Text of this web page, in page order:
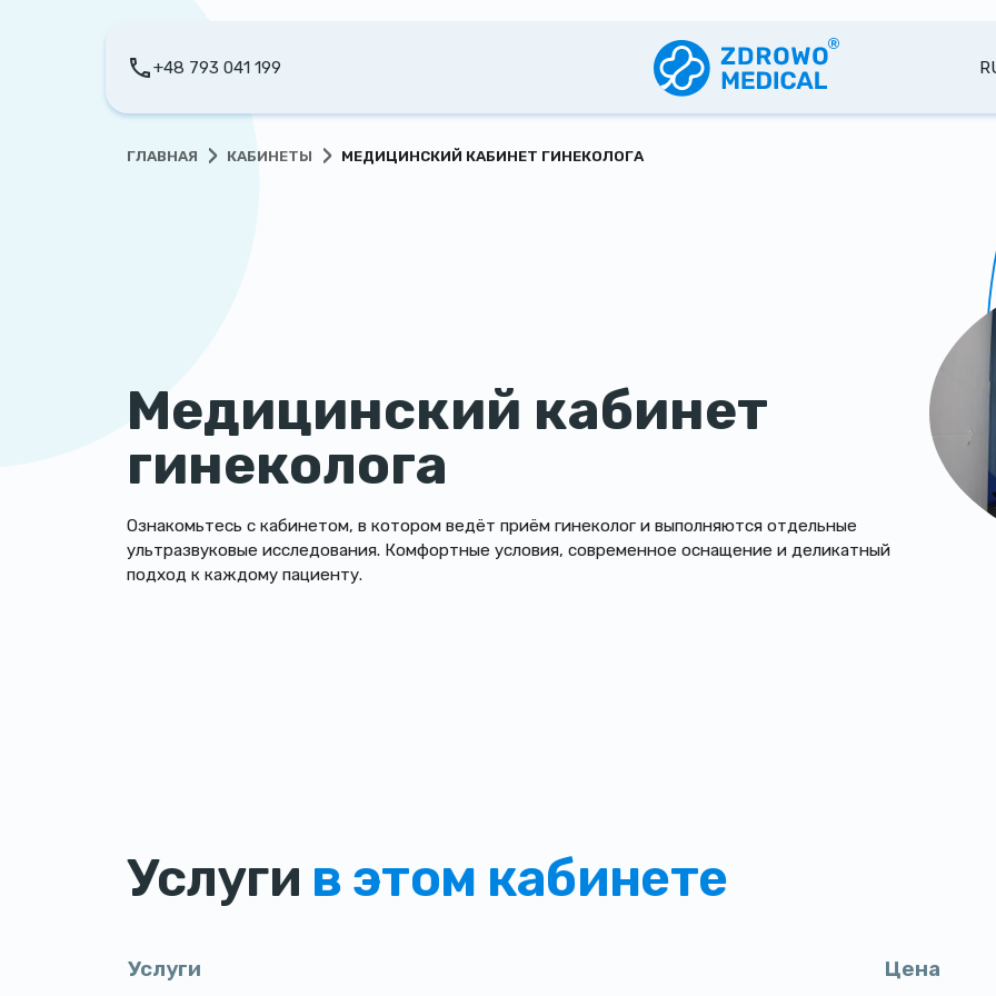
+48 793 041 199
ГЛАВНАЯ › КАБИНЕТЫ › МЕДИЦИНСКИЙ КАБИНЕТ ГИНЕКОЛОГА
Медицинский кабинет
гинеколога
Ознакомьтесь с кабинетом, в котором ведёт приём гинеколог и выполняются отдельные
ультразвуковые исследования. Комфортные условия, современное оснащение и деликатный
подход к каждому пациенту.
Услуги в этом кабинете
Услуги Цена